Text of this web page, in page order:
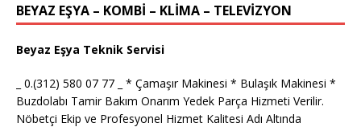
BEYAZ EŞYA – KOMBİ – KLİMA – TELEVİZYON
Beyaz Eşya Teknik Servisi
_ 0.(312) 580 07 77 _ * Çamaşır Makinesi * Bulaşık Makinesi *
Buzdolabı Tamir Bakım Onarım Yedek Parça Hizmeti Verilir.
Nöbetçi Ekip ve Profesyonel Hizmet Kalitesi Adı Altında